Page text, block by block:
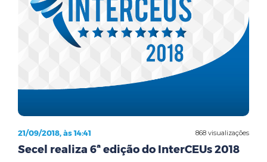
868 visualizações
21/09/2018, às 14:41
Secel realiza 6ª edição do InterCEUs 2018